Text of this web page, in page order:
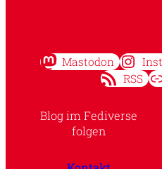
Mastodon
RSS
Blog im Fediverse
folgen